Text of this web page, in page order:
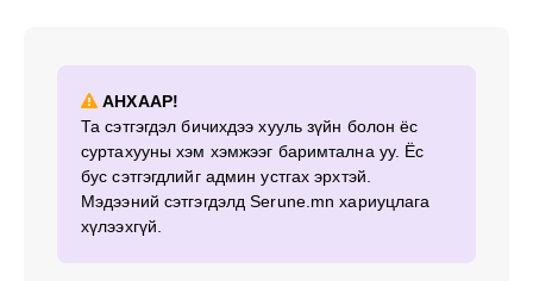
АНХААР!
Та сэтгэгдэл бичихдээ хууль зүйн болон ёс
суртахууны хэм хэмжээг баримтална уу. Ёс
бус сэтгэгдлийг админ устгах эрхтэй.
Мэдээний сэтгэгдэлд Serune.mn хариуцлага
хүлээхгүй.